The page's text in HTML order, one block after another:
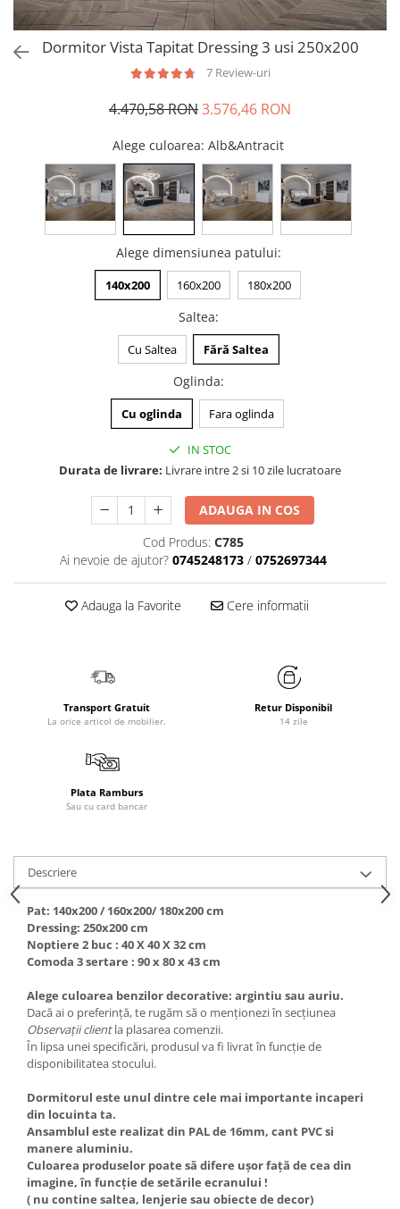
Dormitor Vista Tapitat Dressing 3 usi 250x200
7 Review-uri
4.470,58 RON3.576,46 RON
Alege culoarea: Alb&Antracit
Alege dimensiunea patului:
140x200 160x200 180x200
Saltea:
Cu Saltea Fără Saltea
Oglinda:
Cu oglinda Fara oglinda
IN STOC
Durata de livrare: Livrare intre 2 si 10 zile lucratoare
ADAUGA IN COS
Cod Produs: C785
Ai nevoie de ajutor? 0745248173 / 0752697344
Adauga la Favorite Cere informatii
Transport Gratuit
La orice articol de mobilier.
Retur Disponibil
14 zile
Plata Ramburs
Sau cu card bancar
Descriere
Pat: 140x200 / 160x200/ 180x200 cm
Dressing: 250x200 cm
Noptiere 2 buc : 40 X 40 X 32 cm
Comoda 3 sertare : 90 x 80 x 43 cm
Alege culoarea benzilor decorative: argintiu sau auriu.
Dacă ai o preferință, te rugăm să o menționezi în secțiunea
Observații clientla plasarea comenzii.
În lipsa unei specificări, produsul va fi livrat în funcție de
disponibilitatea stocului.
Dormitorul este unul dintre cele mai importante incaperi
din locuinta ta.
Ansamblul este realizat din PAL de 16mm, cant PVC si
manere aluminiu.
Culoarea produselor poate să difere ușor față de cea din
imagine, în funcție de setările ecranului !
( nu contine saltea, lenjerie sau obiecte de decor)